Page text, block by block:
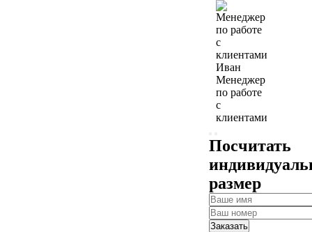
Иван
Менеджер
по работе
с
клиентами
Посчитать
размер
Заказать